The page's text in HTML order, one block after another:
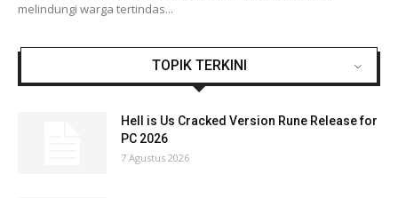
melindungi warga tertindas...
TOPIK TERKINI
Hell is Us Cracked Version Rune Release for
PC 2026
7 Agustus 2026